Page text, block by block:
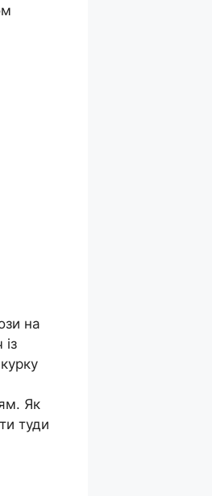
на
Як
туди